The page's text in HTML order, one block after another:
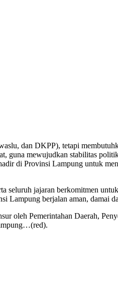
dan DKPP), tetapi
guna mewujudkan stabilitas
di Provinsi Lampung untuk
seluruh jajaran berkomitmen
Lampung berjalan aman, damai
oleh Pemerintahan Daerah,